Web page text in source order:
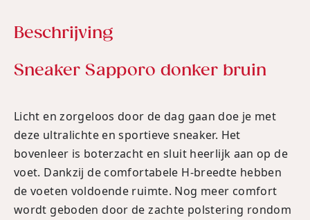
Beschrijving
Productinformatie
Sneaker Sapporo donker bruin
Licht en zorgeloos door de dag gaan doe je met
deze ultralichte en sportieve sneaker. Het
bovenleer is boterzacht en sluit heerlijk aan op de
voet. Dankzij de comfortabele H-breedte hebben
de voeten voldoende ruimte. Nog meer comfort
wordt geboden door de zachte polstering rondom